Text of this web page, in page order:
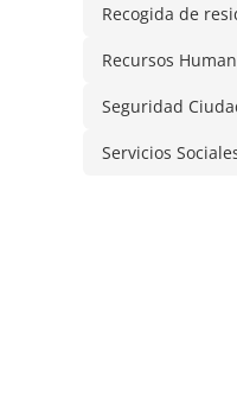
Recogida de
Recursos
Seguridad
Servicios